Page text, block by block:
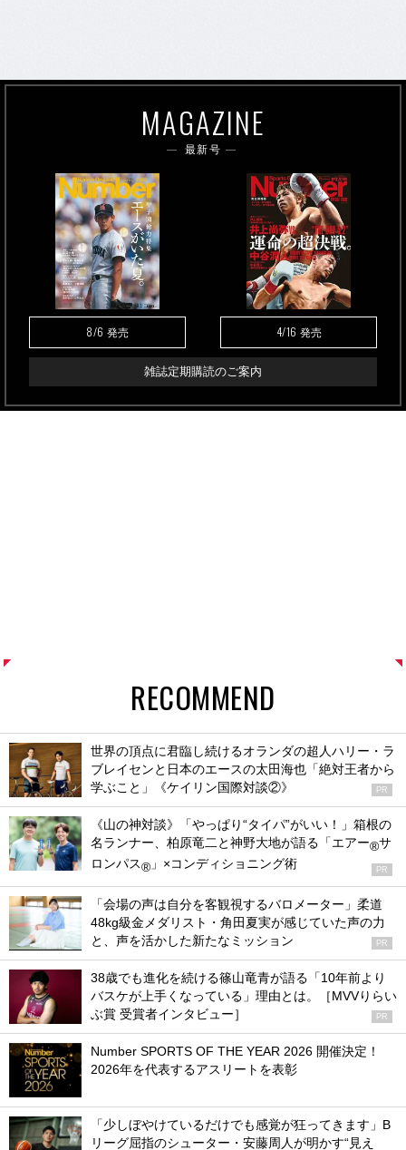
MAGAZINE
最新号
8/6 発売 4/16 発売
雑誌定期購読のご案内
RECOMMEND
世界の頂点に君臨し続けるオランダの超人ハリー・ラ
ブレイセンと日本のエースの太田海也「絶対王者から
学ぶこと」《ケイリン国際対談②》
PR
《山の神対談》「やっぱり“タイパ”がいい！」箱根の
名ランナー、柏原竜二と神野大地が語る「エアー®サ
ロンパス® 」×コンディショニング術 PR
「会場の声は自分を客観視するバロメーター」柔道
48kg級金メダリスト・角田夏実が感じていた声の力
と、声を活かした新たなミッション
PR
38歳でも進化を続ける篠山竜青が語る「10年前より
バスケが上手くなっている」理由とは。［MVVりらい
ぶ賞 受賞者インタビュー］
PR
Number SPORTS OF THE YEAR 2026 開催決定！
2026年を代表するアスリートを表彰
「少しぼやけているだけでも感覚が狂ってきます」B
リーグ屈指のシューター・安藤周人が明かす“見え